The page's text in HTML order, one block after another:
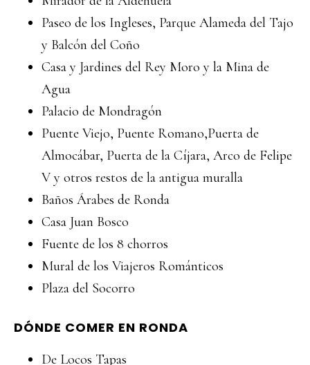
Paseo de los Ingleses, Parque Alameda del Tajo
y Balcón del Coño
Casa y Jardines del Rey Moro y la Mina de
Agua
Palacio de Mondragón
Puente Viejo, Puente Romano,Puerta de
Almocábar, Puerta de la Cíjara, Arco de Felipe
V y otros restos de la antigua muralla
Baños Árabes de Ronda
Casa Juan Bosco
Fuente de los 8 chorros
Mural de los Viajeros Románticos
Plaza del Socorro
DÓNDE COMER EN RONDA
De Locos Tapas